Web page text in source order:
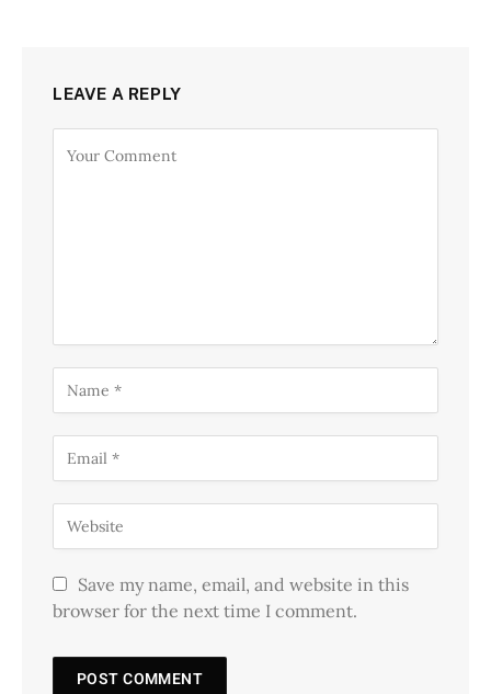
LEAVE A REPLY
Save my name, email, and website in this
browser for the next time I comment.